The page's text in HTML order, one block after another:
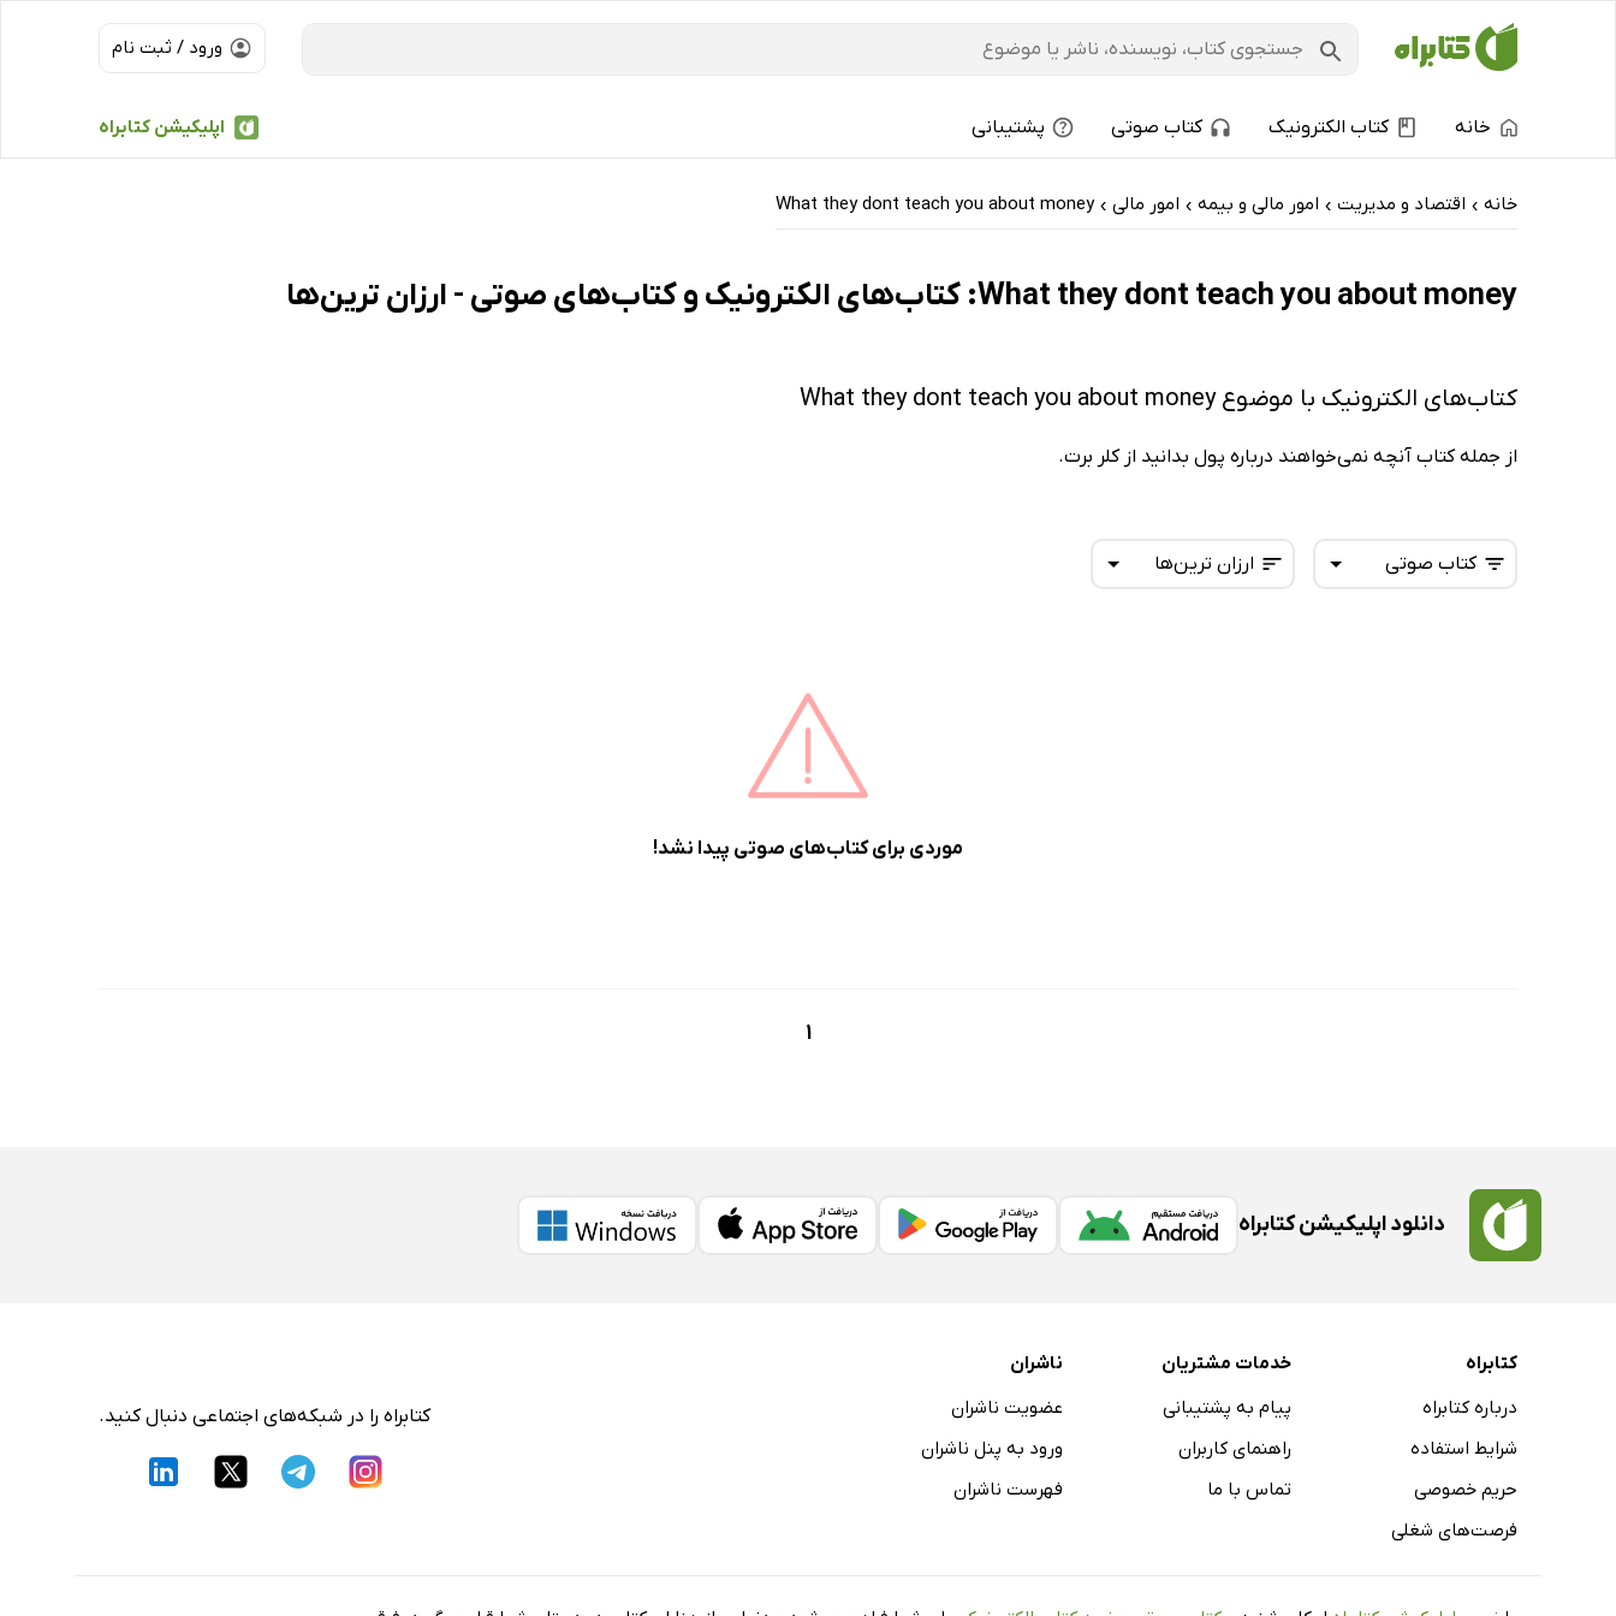
ورود / ثبت نام
اپلیکیشن کتابراه خانه کتاب الکترونیک کتاب صوتی پشتیبانی
خانه › اقتصاد و مدیریت › امور مالی و بیمه › امور مالی ›
What they dont teach you about money
What they dont teach you about money: کتاب‌های الکترونیک و کتاب‌های صوتی - ارزان ترین‌ها
کتاب‌های الکترونیک با موضوع What they dont teach you about money
از جمله کتاب آنچه نمی‌خواهند درباره پول بدانید از کلر برت.
ارزان ترین‌ها کتاب صوتی
موردی برای کتاب‌های صوتی پیدا نشد!
1
دانلود اپلیکیشن کتابراه
کتابراه
درباره کتابراه
شرایط استفاده
حریم خصوصی
فرصت‌های شغلی
خدمات مشتریان
پیام به پشتیبانی
راهنمای کاربران
تماس با ما
ناشران
عضویت ناشران
ورود به پنل ناشران
فهرست ناشران
کتابراه را در شبکه‌های اجتماعی دنبال کنید.